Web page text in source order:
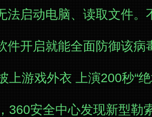
法启动电脑、读取文件。
件开启就能全面防御该病
上游戏外衣 上演200秒“
360安全中心发现新型勒